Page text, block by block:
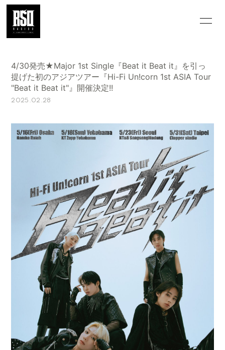
GALLERY MOVIE/VOICE
OFFICIAL
会員登録 ログイン
4/30発売★Major 1st Single『Beat it Beat it』を引っ
提げた初のアジアツアー『Hi-Fi Un!corn 1st ASIA Tour
"Beat it Beat it"』開催決定!!
2025.02.28